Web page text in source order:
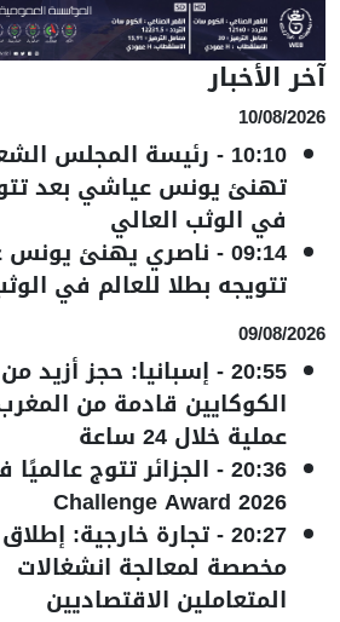
آخر الأخبار
10/08/2026
10:10
- رئيسة المجلس
تهنئ يونس عياشي بعد
في الوثب العالي
09:14
- ناصري يهنئ يونس
تتويجه بطلا للعالم في
09/08/2026
20:55
-
الكوكايين قادمة من
عملية خلال 24 ساعة
20:36
-
Challenge Award 2026
20:27
-تجارة خارجية:
مخصصة لمعالجة انشغالات
المتعاملين الاقتصاديين